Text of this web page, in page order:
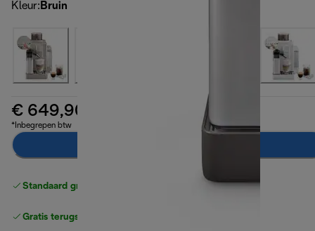
Kleur: Bruin
€ 649,90
*Inbegrepen btw
Standaard gratis verzending
Gratis terugsturen